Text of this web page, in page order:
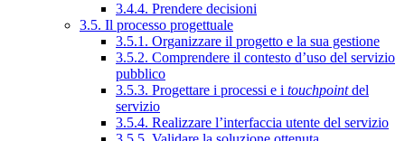
3.4.4. Prendere decisioni
3.5. Il processo progettuale
3.5.1. Organizzare il progetto e la sua gestione
3.5.2. Comprendere il contesto d’uso del servizio
pubblico
3.5.3. Progettare i processi e i touchpointdel
servizio
3.5.4. Realizzare l’interfaccia utente del servizio